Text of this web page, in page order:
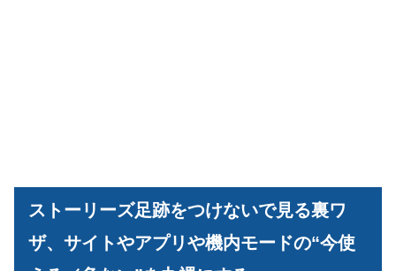
ストーリーズ足跡をつけないで見る裏ワ
ザ、サイトやアプリや機内モードの“今使